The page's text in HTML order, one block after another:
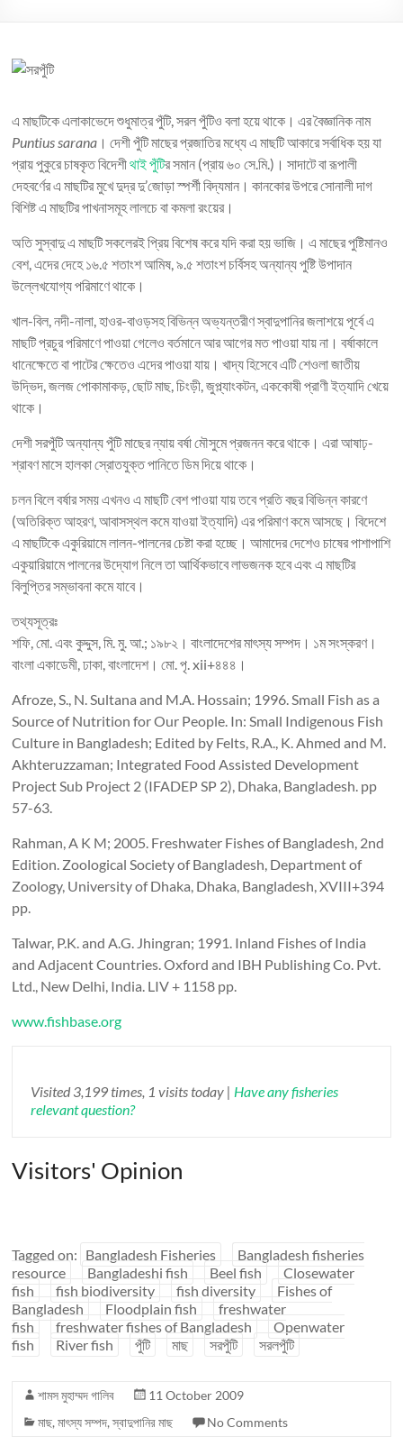
এ মাছটিকে এলাকাভেদে শুধুমাত্র পুঁটি, সরল পুঁটিও বলা হয়ে থাকে। এর বৈজ্ঞানিক নাম
Puntius sarana । দেশী পুঁটি মাছের প্রজাতির মধ্যে এ মাছটি আকারে সর্বাধিক হয় যা
প্রায় পুকুরে চাষকৃত বিদেশীথাই পুঁটির সমান (প্রায় ৬০ সে.মি.)। সাদাটে বা রূপালী
দেহবর্ণের এ মাছটির মুখে দুদ্র দু’জোড়া স্পর্শী বিদ্যমান। কানকোর উপরে সোনালী দাগ
বিশিষ্ট এ মাছটির পাখনাসমূহ লালচে বা কমলা রংয়ের।
অতি সুস্বাদু এ মাছটি সকলেরই প্রিয় বিশেষ করে যদি করা হয় ভাজি। এ মাছের পুষ্টিমানও
বেশ, এদের দেহে ১৬.৫ শতাংশ আমিষ, ৯.৫ শতাংশ চর্বিসহ অন্যান্য পুষ্টি উপাদান
উল্লেখযোগ্য পরিমাণে থাকে।
খাল-বিল, নদী-নালা, হাওর-বাওড়সহ বিভিন্ন অভ্যন্তরীণ স্বাদুপানির জলাশয়ে পূর্বে এ
মাছটি প্রচুর পরিমাণে পাওয়া গেলেও বর্তমানে আর আগের মত পাওয়া যায় না। বর্ষাকালে
ধানেক্ষেতে বা পাটের ক্ষেতেও এদের পাওয়া যায়। খাদ্য হিসেবে এটি শেওলা জাতীয়
উদ্ভিদ, জলজ পোকামাকড়, ছোট মাছ, চিংড়ী, জুপ্ল্যাংকটন, এককোষী প্রাণী ইত্যাদি খেয়ে
থাকে।
দেশী সরপুঁটি অন্যান্য পুঁটি মাছের ন্যায় বর্ষা মৌসুমে প্রজনন করে থাকে। এরা আষাঢ়-
শ্রাবণ মাসে হালকা স্রোতযুক্ত পানিতে ডিম দিয়ে থাকে।
চলন বিলে বর্ষার সময় এখনও এ মাছটি বেশ পাওয়া যায় তবে প্রতি বছর বিভিন্ন কারণে
(অতিরিক্ত আহরণ, আবাসস্থল কমে যাওয়া ইত্যাদি) এর পরিমাণ কমে আসছে। বিদেশে
এ মাছটিকে একুরিয়ামে লালন-পালনের চেষ্টা করা হচ্ছে। আমাদের দেশেও চাষের পাশাপাশি
একুয়ারিয়ামে পালনের উদ্যোগ নিলে তা আর্থিকভাবে লাভজনক হবে এবং এ মাছটির
বিলুপ্তির সম্ভাবনা কমে যাবে।
তথ্যসূত্রঃ
শফি, মো. এবং কুদ্দুস, মি. মু. আ.; ১৯৮২। বাংলাদেশের মাৎস্য সম্পদ। ১ম সংস্করণ।
বাংলা একাডেমী, ঢাকা, বাংলাদেশ। মো. পৃ. xii+৪৪৪।
Afroze, S., N. Sultana and M.A. Hossain; 1996. Small Fish as a
Source of Nutrition for Our People. In: Small Indigenous Fish
Culture in Bangladesh; Edited by Felts, R.A., K. Ahmed and M.
Akhteruzzaman; Integrated Food Assisted Development
Project Sub Project 2 (IFADEP SP 2), Dhaka, Bangladesh. pp
57-63.
Rahman, A K M; 2005. Freshwater Fishes of Bangladesh, 2nd
Edition. Zoological Society of Bangladesh, Department of
Zoology, University of Dhaka, Dhaka, Bangladesh, XVIII+394
pp.
Talwar, P.K. and A.G. Jhingran; 1991. Inland Fishes of India
and Adjacent Countries. Oxford and IBH Publishing Co. Pvt.
Ltd., New Delhi, India. LIV + 1158 pp.
www.fishbase.org
Visited 3,199 times, 1 visits today | Have any fisheries
relevant question?
Visitors' Opinion
Tagged on: Bangladesh Fisheries
Bangladesh fisheries
resource
Bangladeshi fish Beel fish
Closewater
fish
fish biodiversity fish diversity
Fishes of
Bangladesh
Floodplain fish
freshwater
fish
freshwater fishes of Bangladesh
Openwater
fish
River fish পুঁটি মাছ সরপুঁটি সরলপুঁটি
শামস মুহাম্মদ গালিব
11 October 2009
মাছ,মাৎস্য সম্পদ,স্বাদুপানির মাছ No Comments